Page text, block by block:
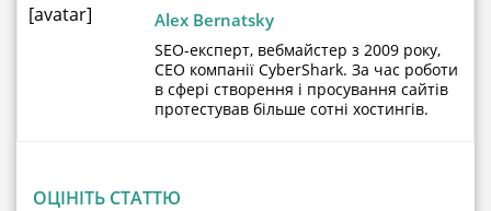
[avatar] Alex Bernatsky
SEO-експерт, вебмайстер з 2009 року,
CEO компанії CyberShark. За час роботи
в сфері створення і просування сайтів
протестував більше сотні хостингів.
ОЦІНІТЬ СТАТТЮ